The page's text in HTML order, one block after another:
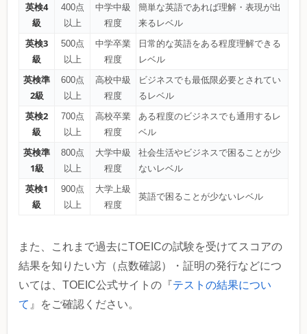
英検4
級
400点
以上
中学中級
程度
簡単な英語であれば理解・表現が出
来るレベル
英検3
級
500点
以上
中学卒業
程度
日常的な英語をある程度理解できる
レベル
英検準
2級
600点
以上
高校中級
程度
ビジネスでも最低限必要とされてい
るレベル
英検2
級
700点
以上
高校卒業
程度
ある程度のビジネスでも通用するレ
ベル
英検準
1級
800点
以上
大学中級
程度
社会生活やビジネスで困ることが少
ないレベル
英検1
級
900点
以上
大学上級
程度
英語で困ることが少ないレベル
また、これまで過去にTOEICの試験を受けてスコアの
結果を知りたい方（点数確認）・証明の発行などにつ
いては、TOEIC公式サイトの『テストの結果につい
て 』をご確認ください。